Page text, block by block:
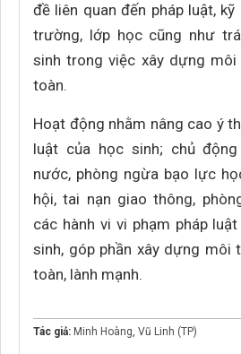
đề liên quan đến pháp luật,
trường, lớp học cũng như
sinh trong việc xây dựng
toàn.
Hoạt động nhằm nâng cao ý
luật của học sinh; chủ
nước, phòng ngừa bạo lực
hội, tai nạn giao thông,
các hành vi vi phạm pháp
sinh, góp phần xây dựng môi
toàn, lành mạnh.
Tác giả: Minh Hoàng, Vũ Linh (TP)